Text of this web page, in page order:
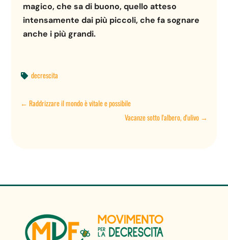
magico, che sa di buono, quello atteso
intensamente dai più piccoli, che fa sognare
anche i più grandi.
 decrescita
←Raddrizzare il mondo è vitale e possibile
Vacanze sotto l'albero, d'ulivo→